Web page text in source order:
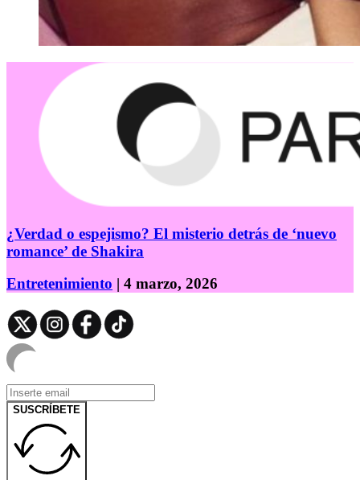
¿Verdad o espejismo? El misterio detrás de ‘nuevo
romance’ de Shakira
Entretenimiento | 4 marzo, 2026
SUSCRÍBETE